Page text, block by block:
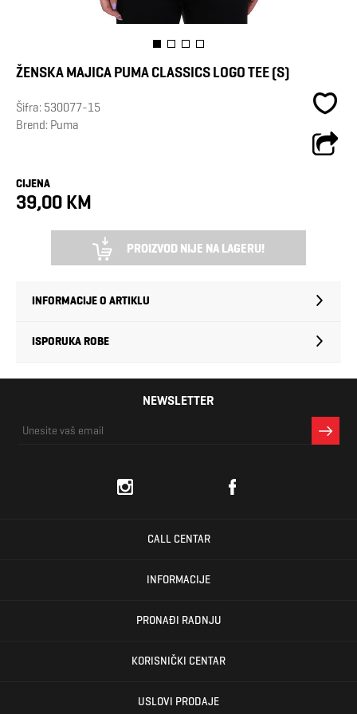
ŽENSKA MAJICA PUMA CLASSICS LOGO TEE (S)
Šifra: 530077-15
Brend: Puma
CIJENA
39,00 KM
PROIZVOD NIJE NA LAGERU!
INFORMACIJE O ARTIKLU
ISPORUKA ROBE
NEWSLETTER
CALL CENTAR
INFORMACIJE
PRONAĐI RADNJU
KORISNIČKI CENTAR
USLOVI PRODAJE